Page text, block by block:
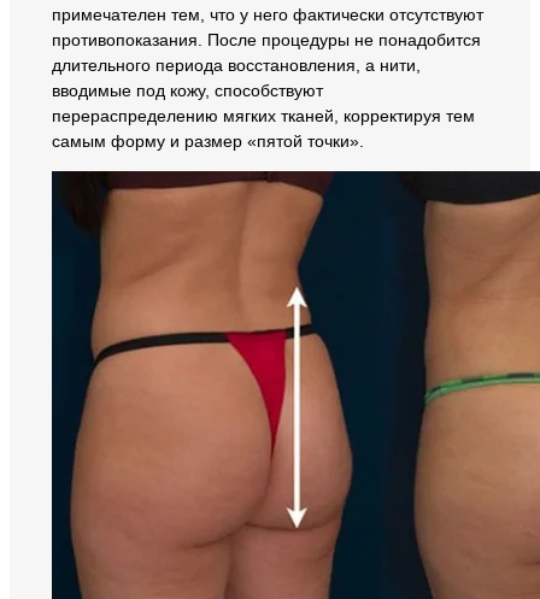
примечателен тем, что у него фактически отсутствуют
противопоказания. После процедуры не понадобится
длительного периода восстановления, а нити,
вводимые под кожу, способствуют
перераспределению мягких тканей, корректируя тем
самым форму и размер «пятой точки».